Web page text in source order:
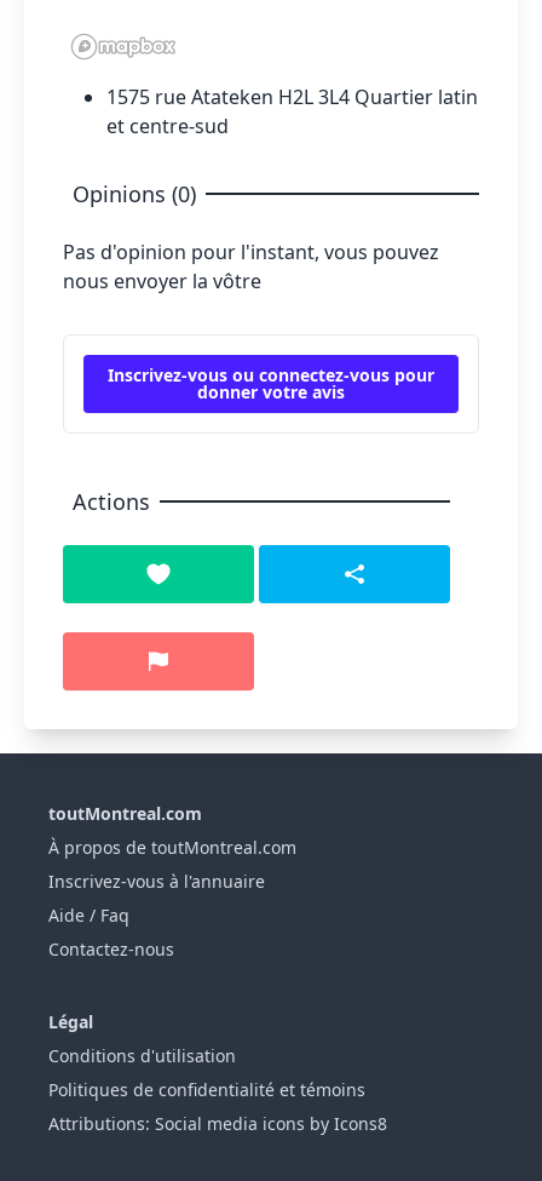
1575 rue Atateken H2L 3L4 Quartier latin
et centre-sud
Opinions (0)
Pas d'opinion pour l'instant, vous pouvez
nous envoyer la vôtre
Inscrivez-vous ou connectez-vous pour
donner votre avis
Actions
toutMontreal.com
À propos de toutMontreal.com
Inscrivez-vous à l'annuaire
Aide / Faq
Contactez-nous
Légal
Conditions d'utilisation
Politiques de confidentialité et témoins
Attributions: Social media icons by Icons8